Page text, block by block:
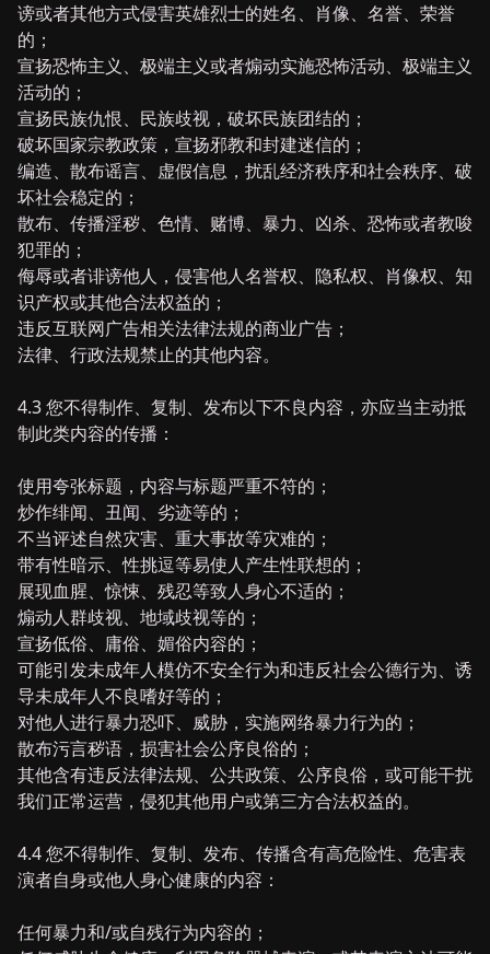
谤或者其他方式侵害英雄烈士的姓名、肖像、名誉、荣誉
的；
宣扬恐怖主义、极端主义或者煽动实施恐怖活动、极端主义
活动的；
宣扬民族仇恨、民族歧视，破坏民族团结的；
破坏国家宗教政策，宣扬邪教和封建迷信的；
编造、散布谣言、虚假信息，扰乱经济秩序和社会秩序、破
坏社会稳定的；
散布、传播淫秽、色情、赌博、暴力、凶杀、恐怖或者教唆
犯罪的；
侮辱或者诽谤他人，侵害他人名誉权、隐私权、肖像权、知
识产权或其他合法权益的；
违反互联网广告相关法律法规的商业广告；
法律、行政法规禁止的其他内容。
4.3 您不得制作、复制、发布以下不良内容，亦应当主动抵
制此类内容的传播：
使用夸张标题，内容与标题严重不符的；
炒作绯闻、丑闻、劣迹等的；
不当评述自然灾害、重大事故等灾难的；
带有性暗示、性挑逗等易使人产生性联想的；
展现血腥、惊悚、残忍等致人身心不适的；
煽动人群歧视、地域歧视等的；
宣扬低俗、庸俗、媚俗内容的；
可能引发未成年人模仿不安全行为和违反社会公德行为、诱
导未成年人不良嗜好等的；
对他人进行暴力恐吓、威胁，实施网络暴力行为的；
散布污言秽语，损害社会公序良俗的；
其他含有违反法律法规、公共政策、公序良俗，或可能干扰
我们正常运营，侵犯其他用户或第三方合法权益的。
4.4 您不得制作、复制、发布、传播含有高危险性、危害表
演者自身或他人身心健康的内容：
任何暴力和/或自残行为内容的；